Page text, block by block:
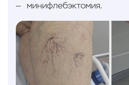
минифлебэктомия.